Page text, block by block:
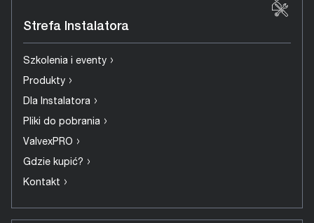
Strefa Instalatora
Szkolenia i eventy ›
Produkty ›
Dla Instalatora ›
Pliki do pobrania ›
ValvexPRO ›
Gdzie kupić? ›
Kontakt ›